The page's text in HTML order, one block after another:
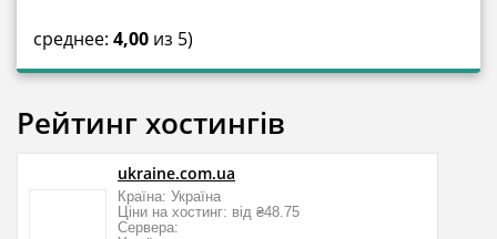
среднее: 4,00 из 5)
Рейтинг хостингів
ukraine.com.ua
Країна: Україна
Ціни на хостинг: від ₴48.75
Сервера: